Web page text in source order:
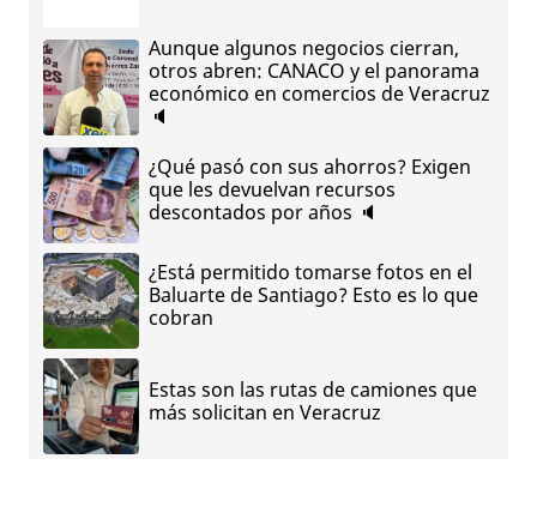
Aunque algunos negocios cierran,
otros abren: CANACO y el panorama
económico en comercios de Veracruz
🔈
¿Qué pasó con sus ahorros? Exigen
que les devuelvan recursos
descontados por años 🔈
¿Está permitido tomarse fotos en el
Baluarte de Santiago? Esto es lo que
cobran
Estas son las rutas de camiones que
más solicitan en Veracruz